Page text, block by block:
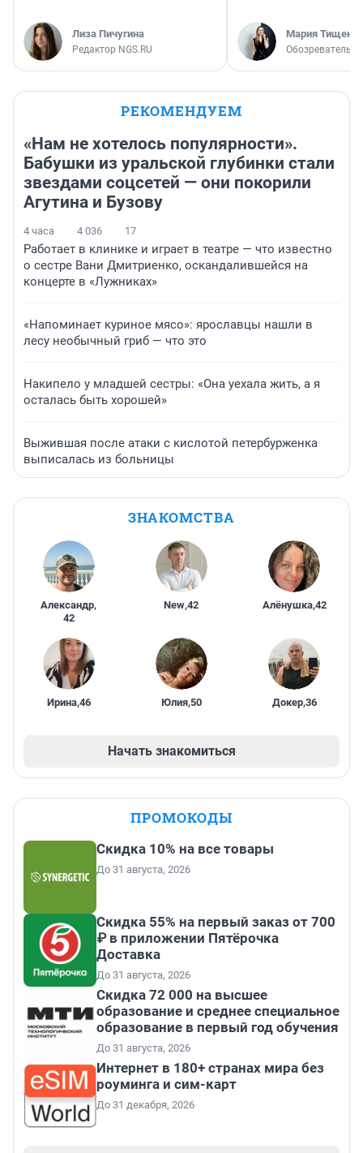
Лиза Пичугина
Редактор NGS.RU
Мария Тищенко
Обозреватель
РЕКОМЕНДУЕМ
«Нам не хотелось популярности».
Бабушки из уральской глубинки стали
звездами соцсетей — они покорили
Агутина и Бузову
4 часа 4 036 17
Работает в клинике и играет в театре — что известно
о сестре Вани Дмитриенко, оскандалившейся на
концерте в «Лужниках»
«Напоминает куриное мясо»: ярославцы нашли в
лесу необычный гриб — что это
Накипело у младшей сестры: «Она уехала жить, а я
осталась быть хорошей»
Выжившая после атаки с кислотой петербурженка
выписалась из больницы
ЗНАКОМСТВА
Александр,
42
New,42 Алёнушка,42
Ирина,46 Юлия,50 Докер,36
Начать знакомиться
ПРОМОКОДЫ
Скидка 10% на все товары
До 31 августа, 2026
Скидка 55% на первый заказ от 700
₽ в приложении Пятёрочка
Доставка
До 31 августа, 2026
Скидка 72 000 на высшее
образование и среднее специальное
образование в первый год обучения
До 31 августа, 2026
Интернет в 180+ странах мира без
роуминга и сим-карт
До 31 декабря, 2026